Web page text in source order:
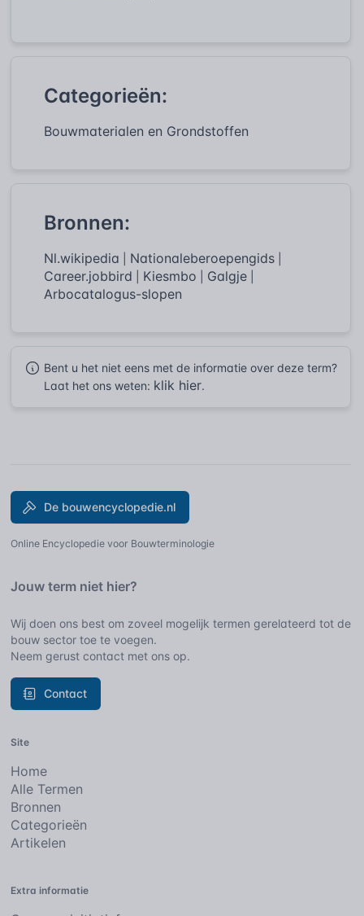
Categorieën:
Bouwmaterialen en Grondstoffen
Bronnen:
Nl.wikipedia Nationaleberoepengids
Career.jobbird Kiesmbo Galgje
Arbocatalogus-slopen
Bent u het niet eens met de informatie over deze term?
Laat het ons weten: klik hier.
De bouwencyclopedie.nl
Online Encyclopedie voor Bouwterminologie
Jouw term niet hier?
Wij doen ons best om zoveel mogelijk termen gerelateerd tot de
bouw sector toe te voegen.
Neem gerust contact met ons op.
Contact
Site
Home
Alle Termen
Bronnen
Categorieën
Artikelen
Extra informatie